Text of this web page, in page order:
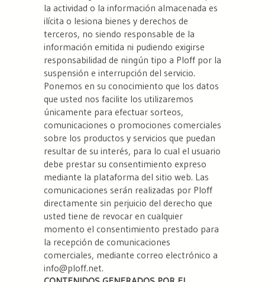
la actividad o la información almacenada es
ilícita o lesiona bienes y derechos de
terceros, no siendo responsable de la
información emitida ni pudiendo exigirse
responsabilidad de ningún tipo a Ploff por la
suspensión e interrupción del servicio.
Ponemos en su conocimiento que los datos
que usted nos facilite los utilizaremos
únicamente para efectuar sorteos,
comunicaciones o promociones comerciales
sobre los productos y servicios que puedan
resultar de su interés, para lo cual el usuario
debe prestar su consentimiento expreso
mediante la plataforma del sitio web. Las
comunicaciones serán realizadas por Ploff
directamente sin perjuicio del derecho que
usted tiene de revocar en cualquier
momento el consentimiento prestado para
la recepción de comunicaciones
comerciales, mediante correo electrónico a
info@ploff.net.